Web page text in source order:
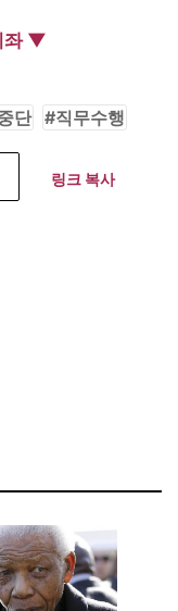
좌 ▼
단 직무수행
링크 복사